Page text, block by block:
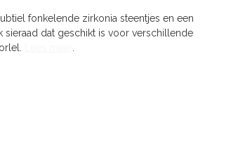
fonkelende zirkonia steentjes en een
sieraad dat geschikt is voor verschillende